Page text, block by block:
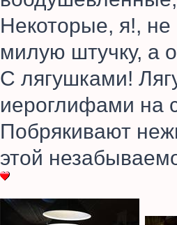
Некоторые, я!, не
милую штучку, а
С лягушками!
иероглифами на
Побрякивают
этой